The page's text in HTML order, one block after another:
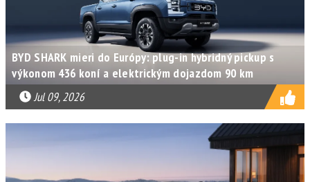
BYD SHARK mieri do Európy: plug-in hybridný pickup s
výkonom 436 koní a elektrickým dojazdom 90 km
Jul 09, 2026